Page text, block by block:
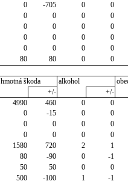
0 -705 0 0
0 0 0 0
0 0 0 0
0 0 0 0
0 0 0 0
80 80 0 0
hmotná škoda alkohol
+/- +/-
4990 460 0 0
0 -15 0 0
0 0 0 0
0 0 0 0
1580 720 2 1
80 -90 0 -1
50 50 0 0
500 -100 1 -1